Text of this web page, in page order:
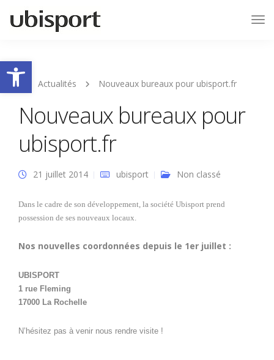
Ouvrir la barre d’outils
Actualités Nouveaux bureaux pour ubisport.fr
Nouveaux bureaux pour
ubisport.fr
21 juillet 2014 ubisport Non classé
Dans le cadre de son développement, la société Ubisport prend
possession de ses nouveaux locaux.
Nos nouvelles coordonnées depuis le 1er juillet :
UBISPORT
1 rue Fleming
17000 La Rochelle
N’hésitez pas à venir nous rendre visite !